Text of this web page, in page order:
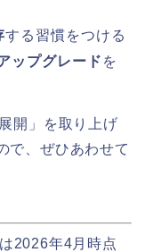
する習慣をつける
ップグレード を
開」を取り上げ
で、ぜひあわせて
2026年4月時点